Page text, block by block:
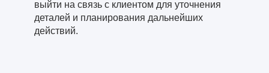
выйти на связь с клиентом для уточнения
деталей и планирования дальнейших
действий.